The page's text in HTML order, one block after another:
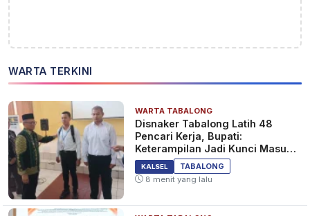
WARTA TERKINI
WARTA TABALONG
Disnaker Tabalong Latih 48
Pencari Kerja, Bupati:
Keterampilan Jadi Kunci Masuk
Dunia Kerja
KALSEL
TABALONG
8 menit yang lalu